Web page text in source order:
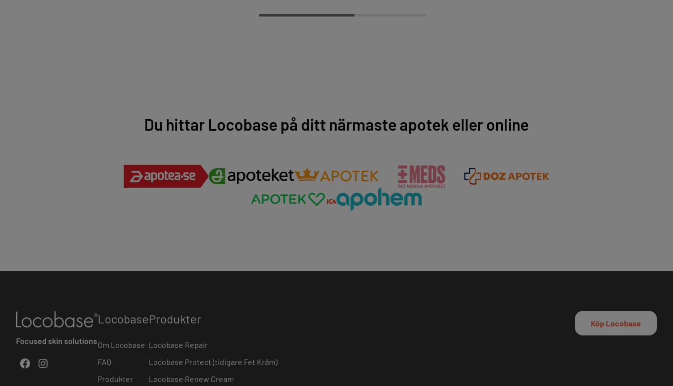
Du hittar Locobase på ditt närmaste apotek eller online
Focused skin solutions
Facebook
Instagram
Locobase
Om Locobase
FAQ
Produkter
Produkter
Locobase Repair
Locobase Protect (tidigare Fet Kräm)
Locobase Renew Cream
Köp Locobase